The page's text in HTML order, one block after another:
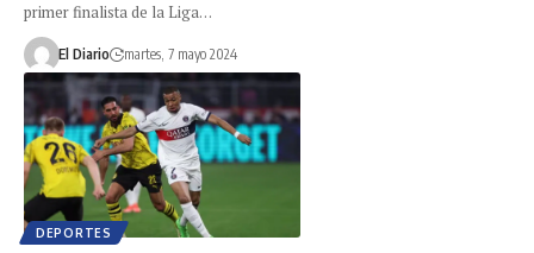
primer finalista de la Liga…
El Diario martes, 7 mayo 2024
DEPORTES